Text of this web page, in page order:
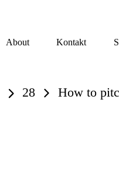
About Kontakt
28 How to